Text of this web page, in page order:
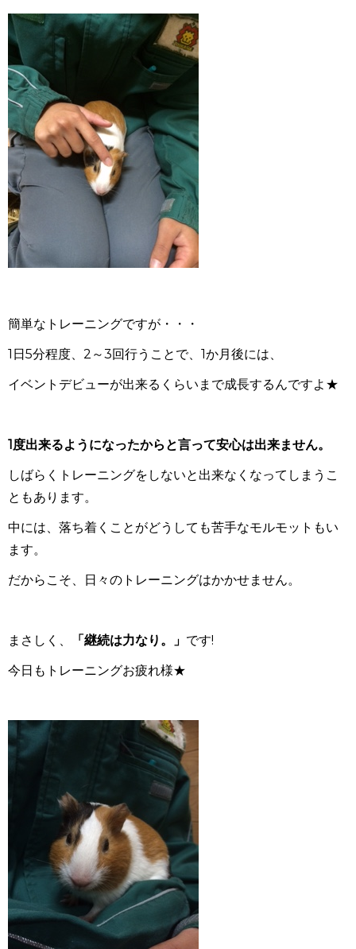
簡単なトレーニングですが・・・
1日5分程度、2～3回行うことで、 1か月後には、
イベントデビューが出来るくらいまで成長するんですよ★
1度出来るようになったからと言って安心は出来ません。
しばらくトレーニングをしないと出来なくなってしまうこ
ともあります。
中には、落ち着くことがどうしても苦手なモルモットもい
ます。
だからこそ、日々のトレーニングはかかせません。
まさしく、 「継続は力なり。」 です!
今日もトレーニングお疲れ様★